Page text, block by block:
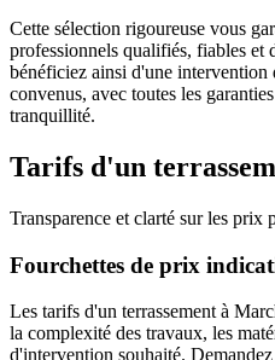
Cette sélection rigoureuse vous
professionnels qualifiés, fiables et
bénéficiez ainsi d'une intervention
convenus, avec toutes les
tranquillité.
Tarifs d'un
Transparence et clarté sur les prix
Fourchettes de prix
Les tarifs d'un terrassement à
la complexité des travaux, les
d'intervention souhaité.